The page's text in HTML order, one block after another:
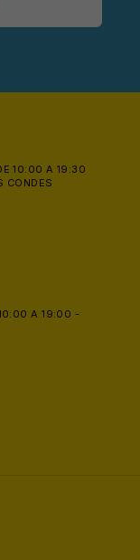
10:00 A 19:30
CONDES
10:00 A 19:00 -